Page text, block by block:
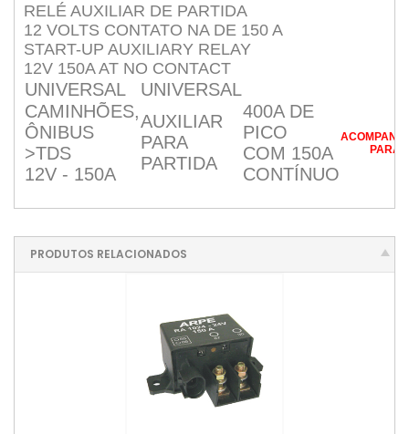
RELÉ AUXILIAR DE PARTIDA
12 VOLTS CONTATO NA DE 150 A
START-UP AUXILIARY RELAY
12V 150A AT NO CONTACT
UNIVERSAL
UNIVERSAL
CAMINHÕES,
ÔNIBUS
>TDS
12V - 150A
AUXILIAR
PARA
PARTIDA
400A DE
PICO
COM 150A
CONTÍNUO
PARA
PRODUTOS RELACIONADOS